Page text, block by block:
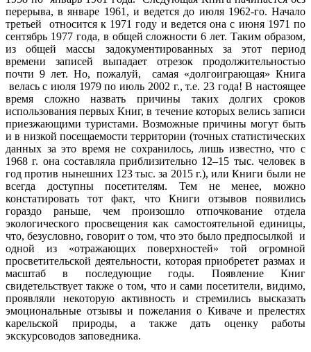
перерыва, в январе 1961, и ведется до июля 1962-го. Начало
третьей относится к 1971 году и ведется она с июня 1971 по
сентябрь 1977 года, в общей сложности 6 лет. Таким образом,
из общей массы задокументированных за этот период
времени записей выпадает отрезок продолжительностью
почти 9 лет. Но, пожалуй, самая «долгоиграющая» Книга
велась с июля 1979 по июль 2002 г., т.е. 23 года! В настоящее
время сложно назвать причины таких долгих сроков
использования первых Книг, в течение которых велись записи
приезжающими туристами. Возможные причины могут быть
и в низкой посещаемости территории (точных статистических
данных за это время не сохранилось, лишь известно, что с
1968 г. она составляла приблизительно 12–15 тыс. человек в
год против нынешних 123 тыс. за 2015 г.), или Книги были не
всегда доступны посетителям. Тем не менее, можно
констатировать тот факт, что Книги отзывов появились
гораздо раньше, чем произошло отпочкование отдела
экологического просвещения как самостоятельной единицы,
что, безусловно, говорит о том, что это было предпосылкой и
одной из «отражающих поверхностей» той огромной
просветительской деятельности, которая приобретет размах и
масштаб в последующие годы. Появление Книг
свидетельствует также о том, что и сами посетители, видимо,
проявляли некоторую активность и стремились высказать
эмоциональные отзывы и пожелания о Киваче и прелестях
карельской природы, а также дать оценку работы
экскурсоводов заповедника.